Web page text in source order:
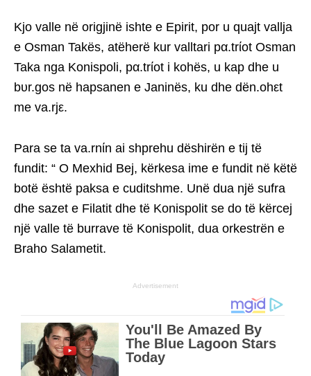
Kjo valle në origjinë ishte e Epirit, por u quajt vallja
e Osman Takës, atëherë kur valltari pα.trίot Osman
Taka nga Konispoli, pα.trίot i kohës, u kap dhe u
bυr.gos në hapsanen e Janinës, ku dhe dën.ohεt
me va.rjε.
Para se ta va.rnίn ai shprehu dëshirën e tij të
fundit: “ O Mexhid Bej, kërkesa ime e fundit në këtë
botë është paksa e cuditshme. Unë dua një sufra
dhe sazet e Filatit dhe të Konispolit se do të kërcej
një valle të burrave të Konispolit, dua orkestrën e
Braho Salametit.
Advertisement